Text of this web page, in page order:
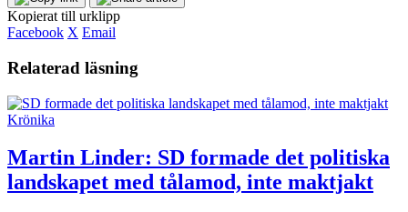
Kopierat till urklipp
Facebook X Email
Relaterad läsning
Krönika
Martin Linder: SD formade det politiska
landskapet med tålamod, inte maktjakt